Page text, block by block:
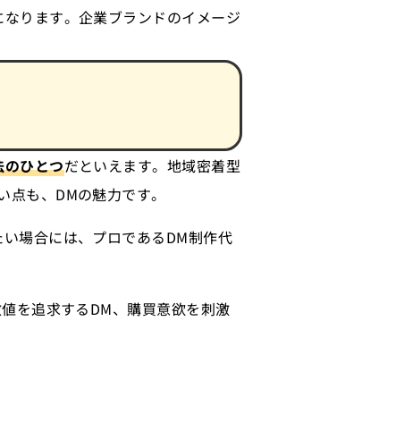
なります。企業ブランドのイメージ
のひとつだといえます。地域密着型
も、DMの魅力です。
場合には、プロであるDM制作代
を追求するDM、購買意欲を刺激